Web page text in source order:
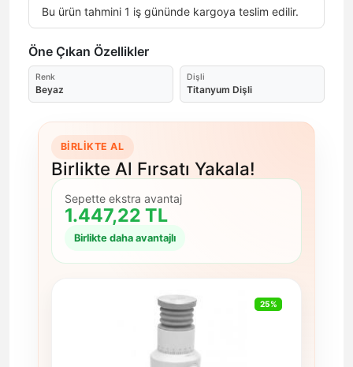
Bu ürün tahmini 1 iş gününde kargoya teslim edilir.
Öne Çıkan Özellikler
Renk
Beyaz
Dişli
Titanyum Dişli
BIRLIKTE AL
Birlikte Al Fırsatı Yakala!
Sepette ekstra avantaj
1.447,22 TL
Birlikte daha avantajlı
25%